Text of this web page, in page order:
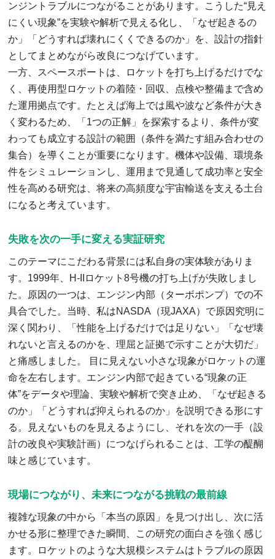
ンジントラブルにつながることがあります。こうした“見え
にくい現象”を実験や解析で見える化し、「なぜ起きるの
か」「どうすれば壊れにくくできるのか」を、設計の指針
としてまとめながら改良につなげています。
一方、スペースポートは、ロケットを打ち上げるだけでな
く、再使用型ロケットの着陸・回収、点検や整備まで含め
た運用拠点です。たとえば海上では風や波など条件が大き
く変わるため、「1つの正解」を探索するより、条件が変
わっても成立する設計の範囲（条件を満たす組み合わせの
集合）を導くことが重要になります。機体や設備、環境条
件をシミュレーションし、運用まで見通して成功率と安全
性を高める研究は、将来の高頻度な宇宙輸送を支える土台
になると考えています。
失敗を次の一手に変える実証研究
このテーマにこだわる背景には私自身の実体験がありま
す。1999年、H-IIロケット8号機の打ち上げが失敗しまし
た。原因の一つは、エンジン内部（ターボポンプ）での不
具合でした。当時、私はNASDA（現JAXA）で原因究明に
深く関わり、「性能を上げるだけでは足りない」「なぜ壊
れないと言えるのかを、理屈と証拠で示すことが大切だ」
と痛感しました。 目に見えない小さな現象がロケットの運
命を左右します。エンジン内部で起きている“現象の正
体”をデータや理論、実験や解析で突き止め、「なぜ起きる
のか」「どうすれば抑えられるのか」を説明できる形にす
る。見えないものを見えるようにし、それを次の一手（設
計の改良や実験計画）につなげられることは、工学の醍醐
味と感じています。
現場につながり、未来につながる挑戦の最前線
複雑な現象の中から「本当の原因」を見つけ出し、次に活
かせる形に整理できた瞬間、この研究の面白さを強く感じ
ます。ロケットのような大規模システムはトラブルの原因